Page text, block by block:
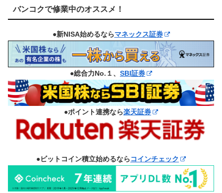
バンコクで修業中のオススメ！
●新NISA始めるならマネックス証券
●総合力No.１、 SBI証券
●ポイント連携なら楽天証券
●ビットコイン積立始めるならコインチェック